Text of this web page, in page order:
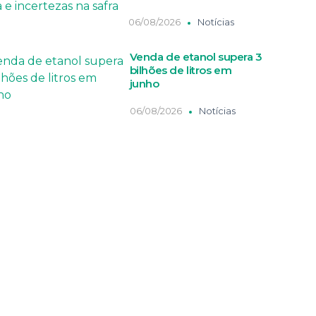
06/08/2026 Notícias
Venda de etanol supera 3
bilhões de litros em
junho
06/08/2026 Notícias